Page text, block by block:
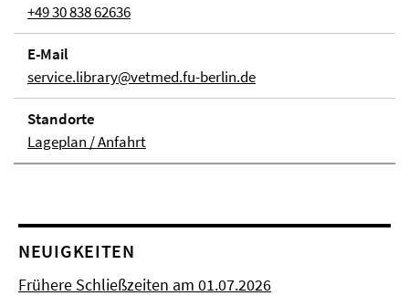
+49 30 838 62636
E-Mail
service.library@vetmed.fu-berlin.de
Stand­orte
Lageplan / Anfahrt
NEUIGKEITEN
Frühere Schließzeiten am 01.07.2026